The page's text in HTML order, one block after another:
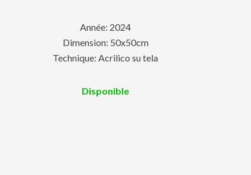
Année: 2024
Dimension: 50x50cm
Technique: Acrilico su tela
Disponible